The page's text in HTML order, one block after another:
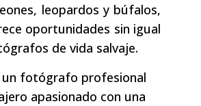
leopardos y búfalos,
oportunidades sin igual
de vida salvaje.
un fotógrafo profesional
apasionado con una